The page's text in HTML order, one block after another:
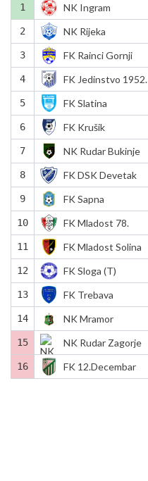
1 NK Ingram
2 NK Rijeka
3 FK Rainci Gornji
4 FK Jedinstvo 1952.
5 FK Slatina
6 FK Krušik
7 NK Rudar Bukinje
8 FK DSK Devetak
9 FK Sapna
10 FK Mladost 78.
11 FK Mladost Solina
12 FK Sloga (T)
13 FK Trebava
14 NK Mramor
15 NK Rudar Zagorje
16 FK 12.Decembar